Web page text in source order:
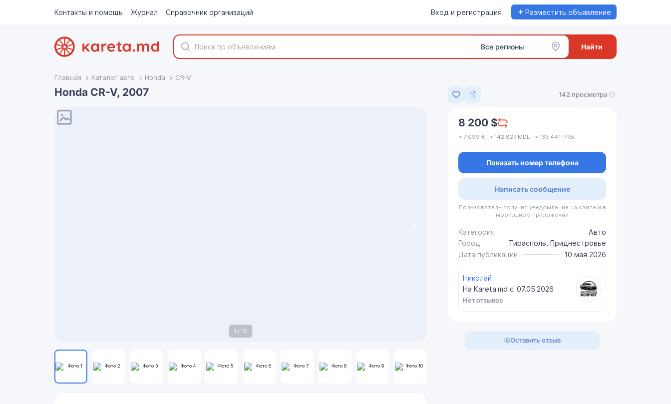
Контакты и помощь Журнал Справочник организаций Вход и регистрация + Разместить объявление
Все регионы Найти
Главная Каталог авто Honda CR-V
Honda CR-V, 2007
Добавить в избранное
142 просмотра
1 / 10
8 200 $
≈ 7 099 € | ≈ 142 827 MDL | ≈ 133 441 PRB
Показать номер телефона
Написать сообщение
Пользователь получит уведомление на сайте и в
мобильном приложении
Категория
Авто
Город
Тирасполь, Приднестровье
Дата публикации
10 мая 2026
Николай
На Kareta.md с 07.05.2026
Нет отзывов
Оставить отзыв